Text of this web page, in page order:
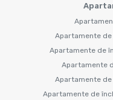
Apartamente
Apartamente de
Apartamente
Apartamente
Apartamente de